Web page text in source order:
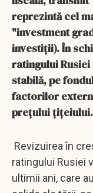
reprezintă cel
"investment
investiţii). În
ratingului
stabilă, pe
factorilor
preţului ţiţeiului.
Revizuirea în
ratingului Rusiei
ultimii ani, care